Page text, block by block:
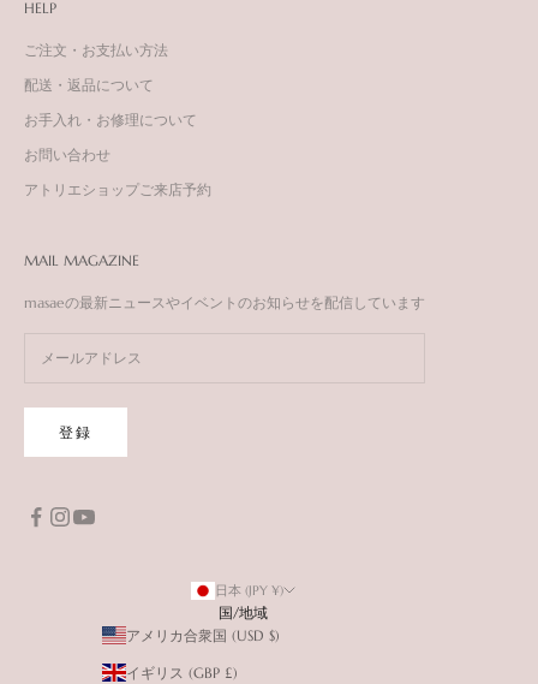
HELP
ご注文・お支払い方法
配送・返品について
お手入れ・お修理について
お問い合わせ
アトリエショップご来店予約
MAIL MAGAZINE
masaeの最新ニュースやイベントのお知らせを配信しています
登録
日本 (JPY ¥)
国/地域
アメリカ合衆国 (USD $)
イギリス (GBP £)